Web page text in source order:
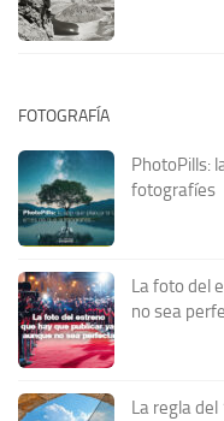
FOTOGRAFÍA
PhotoPills:
fotografíes
La foto del
no sea
La regla